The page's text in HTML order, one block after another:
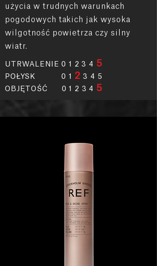
użycia w trudnych warunkach
pogodowych takich jak wysoka
wilgotność powietrza czy silny
wiatr.
UTRWALENIE 0 1 23 4 5
POŁYSK 0 1 23 4 5
OBJĘTOŚĆ 0 1 2 3 4 5